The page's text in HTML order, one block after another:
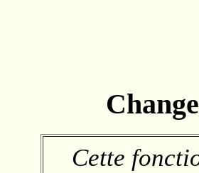
Cette